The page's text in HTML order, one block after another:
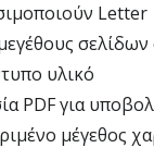
Letter
υλικό
PDF για
μέγεθος